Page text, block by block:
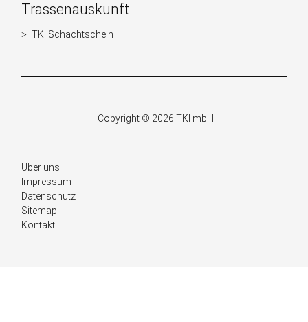
Trassenauskunft
Navigation
TKI Schachtschein
Copyright © 2026 TKI mbH
Navigation
überspringen
Über uns
Impressum
Datenschutz
Sitemap
Kontakt